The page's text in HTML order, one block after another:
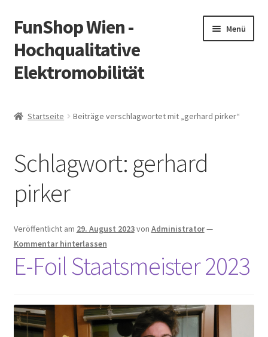
Zur
Navigation
springen
Zum
Inhalt
springen
FunShop Wien -
Hochqualitative
Elektromobilität
Menü
öffnen
Vorsicht Internetbetrug
Über FunShop
Impressum
Zum Onlineshop in der Web Version
Startseite Beiträge verschlagwortet mit „gerhard pirker“
Schlagwort: gerhard
pirker
Veröffentlicht am 29. August 2023von Administrator—
Kommentar hinterlassen
E-Foil Staatsmeister 2023